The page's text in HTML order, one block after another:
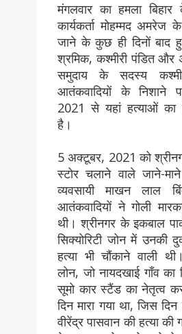
मंगलवार का हमला
कार्यकर्ता मोहम्मद अमरेज
जाने के कुछ ही दिनों बाद
श्रमिक, कश्मीरी पंडित
समुदाय के सदस्य
आतंकवादियों के निशाने
2021 से यहां हत्याओं का
है।
5 अक्टूबर, 2021 को
स्टोर चलाने वाले जाने-
व्यवसायी माखन लाल
आतंकवादियों ने गोली
थी। श्रीनगर के इकबाल
सिक्योरिटी जोन में उनकी
हत्या भी चौंकाने वाली
लोन, जो नायदखाई गाँव का
सूमो कार स्टैंड का नेतृत्व
दिन मारा गया था, जिस
वीरेंद्र पासवान की हत्या की